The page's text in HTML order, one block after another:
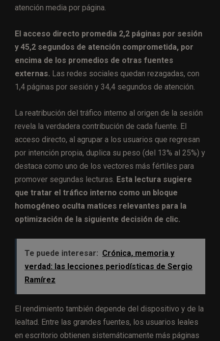
atención media por página.
El acceso directo promedia 2,2 páginas por sesión
y 45,2 segundos de atención comprometida, por
encima de los promedios de otras fuentes
externas. Las redes sociales quedan rezagadas, con
1,4 páginas por sesión y 34,4 segundos de atención.
La reatribución del tráfico interno al origen de la sesión
revela la verdadera contribución de cada fuente. El
acceso directo, al agrupar a los usuarios que regresan
por intención propia, duplica su peso (del 13% al 25%) y
destaca como uno de los vectores más fértiles para
promover segundas lecturas. Esta lectura sugiere
que tratar el tráfico interno como un bloque
homogéneo oculta matices relevantes para la
optimización de la siguiente decisión de clic.
Te puede interesar: Crónica, memoria y
verdad: las lecciones periodísticas de Sergio
Ramírez
El rendimiento también depende del dispositivo y de la
lealtad. Entre las grandes fuentes, los usuarios leales
en escritorio obtienen sistemáticamente más páginas